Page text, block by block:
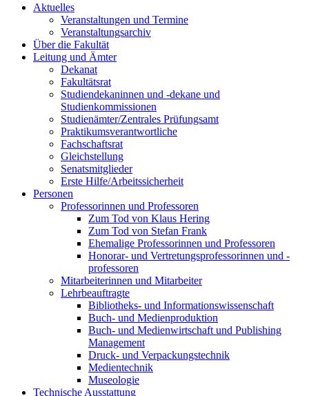
Aktuelles
Veranstaltungen und Termine
Veranstaltungsarchiv
Über die Fakultät
Leitung und Ämter
Dekanat
Fakultätsrat
Studiendekaninnen und -dekane und
Studienkommissionen
Studienämter/Zentrales Prüfungsamt
Praktikumsverantwortliche
Fachschaftsrat
Gleichstellung
Senatsmitglieder
Erste Hilfe/Arbeitssicherheit
Personen
Professorinnen und Professoren
Zum Tod von Klaus Hering
Zum Tod von Stefan Frank
Ehemalige Professorinnen und Professoren
Honorar- und Vertretungsprofessorinnen und -
professoren
Mitarbeiterinnen und Mitarbeiter
Lehrbeauftragte
Bibliotheks- und Informationswissenschaft
Buch- und Medienproduktion
Buch- und Medienwirtschaft und Publishing
Management
Druck- und Verpackungstechnik
Medientechnik
Museologie
Technische Ausstattung